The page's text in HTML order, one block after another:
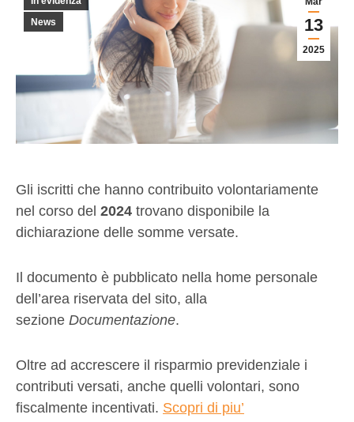
13
2025
News
Gli iscritti che hanno contribuito volontariamente
nel corso del 2024 trovano disponibile la
dichiarazione delle somme versate.
Il documento è pubblicato nella home personale
dell’area riservata del sito, alla
sezione Documentazione.
Oltre ad accrescere il risparmio previdenziale i
contributi versati, anche quelli volontari, sono
fiscalmente incentivati. Scopri di piu’